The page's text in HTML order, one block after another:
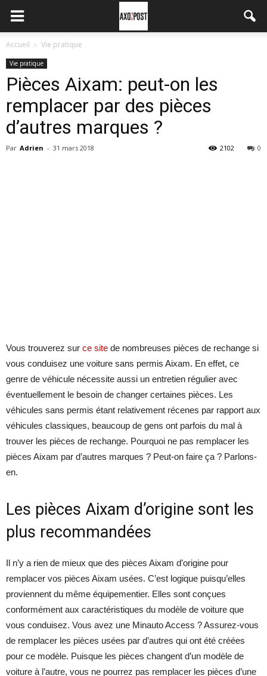
Accueil Vie pratique
Vie pratique
Pièces Aixam: peut-on les
remplacer par des pièces
d’autres marques ?
Par Adrien - 31 mars 2018 0
2102
Vous trouverez sur ce site de nombreuses pièces de rechange si
vous conduisez une voiture sans permis Aixam. En effet, ce
genre de véhicule nécessite aussi un entretien régulier avec
éventuellement le besoin de changer certaines pièces. Les
véhicules sans permis étant relativement récenes par rapport aux
véhicules classiques, beaucoup de gens ont parfois du mal à
trouver les pièces de rechange. Pourquoi ne pas remplacer les
pièces Aixam par d’autres marques ? Peut-on faire ça ? Parlons-
en.
Les pièces Aixam d’origine sont les
plus recommandées
Il n’y a rien de mieux que des pièces Aixam d’origine pour
remplacer vos pièces Aixam usées. C’est logique puisqu’elles
proviennent du même équipementier. Elles sont conçues
conformément aux caractéristiques du modèle de voiture que
vous conduisez. Vous avez une Minauto Access ? Assurez-vous
de remplacer les pièces usées par d’autres qui ont été créées
pour ce modèle. Puisque les pièces changent d’un modèle de
voiture à l’autre, vous ne pourrez pas remplacer les pièces d’une